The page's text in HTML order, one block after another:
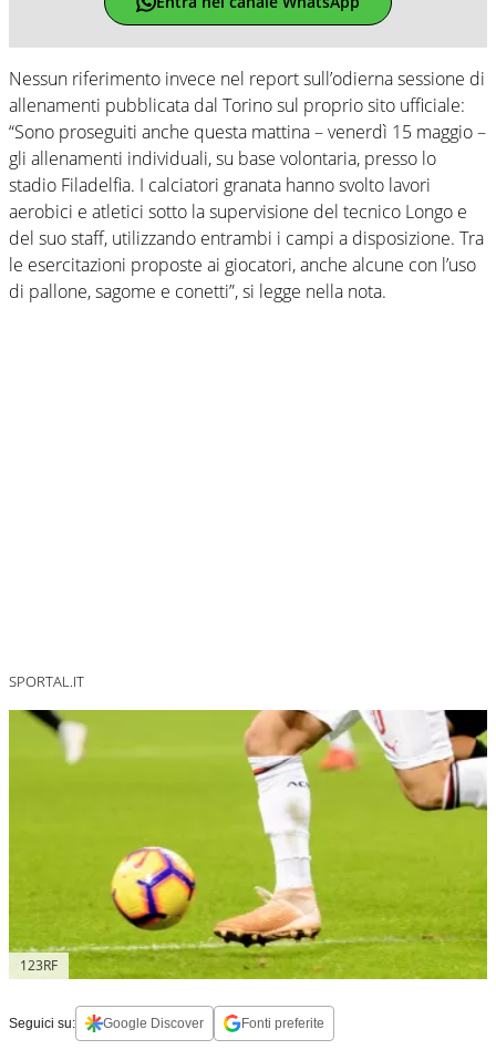
Nessun riferimento invece nel report sull’odierna sessione di
allenamenti pubblicata dal Torino sul proprio sito ufficiale:
“Sono proseguiti anche questa mattina – venerdì 15 maggio –
gli allenamenti individuali, su base volontaria, presso lo
stadio Filadelfia. I calciatori granata hanno svolto lavori
aerobici e atletici sotto la supervisione del tecnico Longo e
del suo staff, utilizzando entrambi i campi a disposizione. Tra
le esercitazioni proposte ai giocatori, anche alcune con l’uso
di pallone, sagome e conetti”, si legge nella nota.
SPORTAL.IT
123RF
Seguici su: Google Discover Fonti preferite